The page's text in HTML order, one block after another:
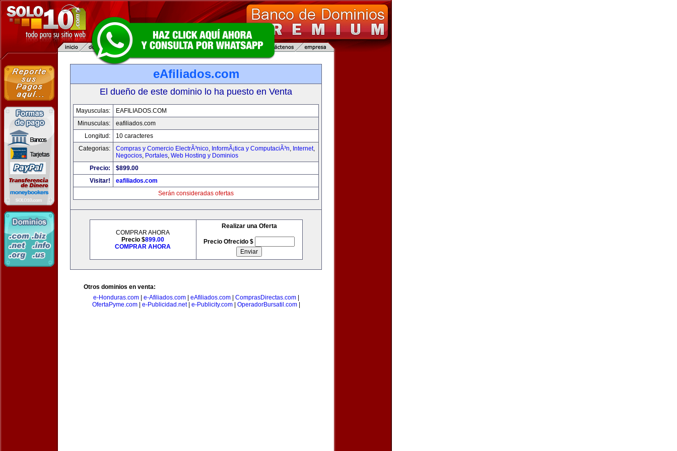
eAfiliados.com
El dueño de este dominio lo ha puesto en Venta
Mayusculas:
EAFILIADOS.COM
Minusculas:
eafiliados.com
Longitud:
10 caracteres
Categorias:
Compras y Comercio ElectrÃ³nico, InformÃ¡tica y ComputaciÃ³n, Internet,
Negocios, Portales, Web Hosting y Dominios
Precio:
$899.00
Visitar!
eafiliados.com
Serán consideradas ofertas
COMPRAR AHORA
Precio $899.00
COMPRAR AHORA
Realizar una Oferta
Precio Ofrecido $
Otros dominios en venta:
e-Honduras.com| e-Afiliados.com| eAfiliados.com| ComprasDirectas.com|
OfertaPyme.com| e-Publicidad.net| e-Publicity.com| OperadorBursatil.com|